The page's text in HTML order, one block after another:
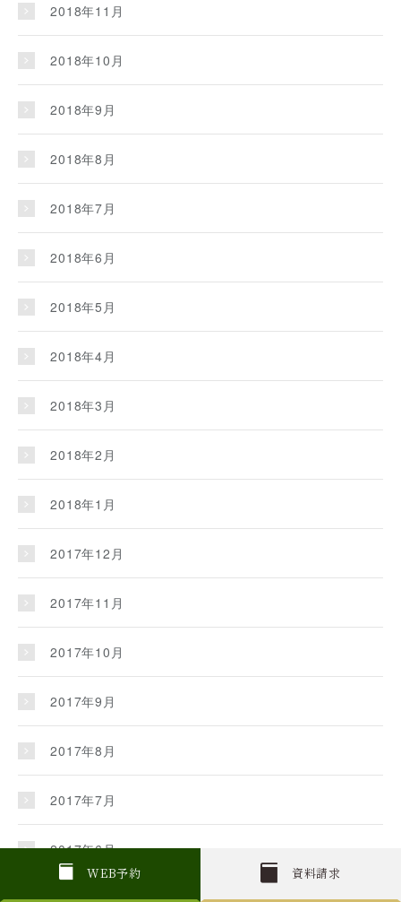
W EB予約 資料請求
2018年11月
2018年10月
2018年9月
2018年8月
2018年7月
2018年6月
2018年5月
2018年4月
2018年3月
2018年2月
2018年1月
2017年12月
2017年11月
2017年10月
2017年9月
2017年8月
2017年7月
2017年6月
2017年5月